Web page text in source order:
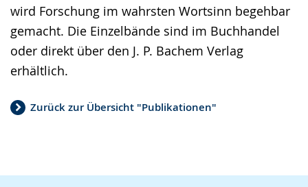
wird Forschung im wahrsten Wortsinn begehbar
gemacht. Die Einzelbände sind im Buchhandel
oder direkt über den J. P. Bachem Verlag
erhältlich.
Zurück zur Übersicht "Publikationen"